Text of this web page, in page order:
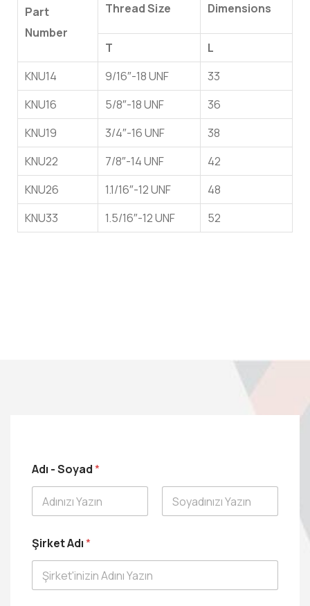
Part
Number
Thread Size Dimensions
T
L
KNU14
9/16″-18 UNF
33
KNU16
5/8″-18 UNF
36
KNU19
3/4″-16 UNF
38
KNU22
7/8″-14 UNF
42
KNU26
1.1/16″-12 UNF
48
KNU33
1.5/16″-12 UNF 52
Adı - Soyad*
Şirket Adı*